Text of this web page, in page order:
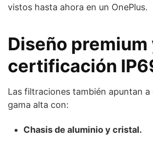
vistos hasta ahora en un OnePlus.
Diseño premium
certificación
Las filtraciones también apuntan a
gama alta con:
Chasis de aluminio y cristal.